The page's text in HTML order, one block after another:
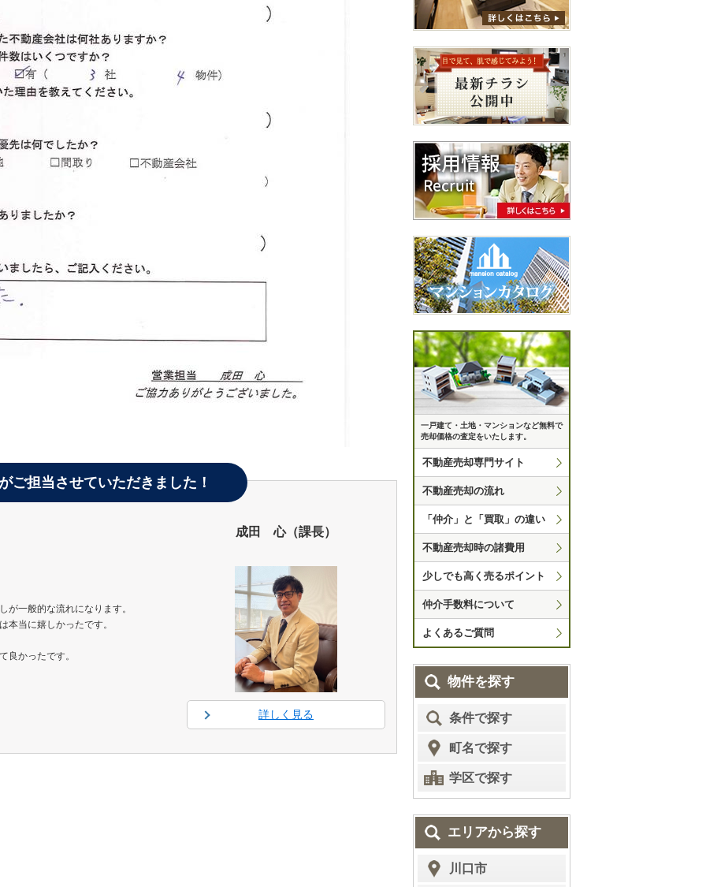
ご担当させていただきました！
が一般的な流れになります。
本当に嬉しかったです。
良かったです。
成田 心（課長）
詳しく見る
一戸建て・土地・マンションなど無料で
売却価格の査定をいたします。
不動産売却専門サイト
不動産売却の流れ
「仲介」と「買取」の違い
不動産売却時の諸費用
少しでも高く売るポイント
仲介手数料について
よくあるご質問
物件を探す
条件で探す
町名で探す
学区で探す
エリアから探す
川口市